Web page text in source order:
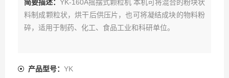
简要描述： YK-160A摇摆式颗粒机 本机可将混合的粉块状
料制成颗粒状，烘干后供压片，也可将凝结成块的物料粉
碎，适用于制药、化工、食品工业和科研单位。
产品型号： YK